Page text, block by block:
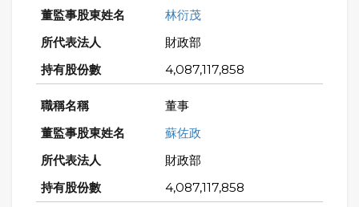
林衍茂
財政部
4,087,117,858
董事
蘇佐政
財政部
4,087,117,858